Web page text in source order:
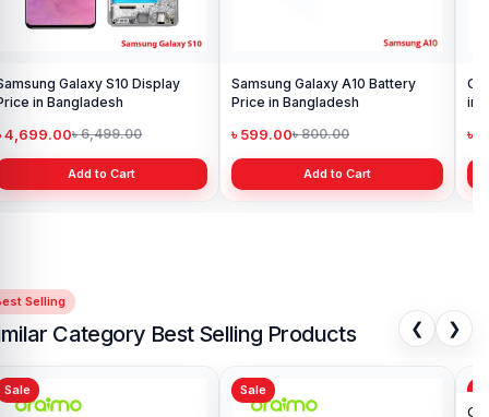
Galaxy S10 Display
in Bangladesh
4,699.00৳ 6,499.00
Add to Cart
Samsung Galaxy A10 Battery
Price in Bangladesh
৳ 599.00৳ 800.00
Add to Cart
in
৳
Selling
Category Best Selling Products ❮ ❯
Sale Sale